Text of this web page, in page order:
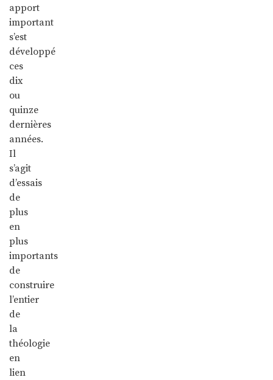
apport
important
s’est
développé
ces
dix
ou
quinze
dernières
années.
Il
s’agit
d’essais
de
plus
en
plus
importants
de
construire
l’entier
de
la
théologie
en
lien